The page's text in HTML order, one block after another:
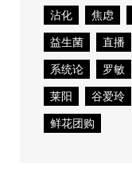
沾化
焦虑
益生菌
直播
系统论
罗敏
莱阳
谷爱玲
鲜花团购